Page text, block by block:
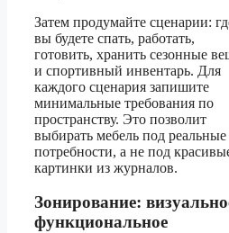
Затем продумайте сценарии:
вы будете спать, работать,
готовить, хранить сезонные
и спортивный инвентарь. Для
каждого сценария запишите
минимальные требования по
пространству. Это позволит
выбирать мебель под реальные
потребности, а не под
картинки из журналов.
Зонирование:
функциональное